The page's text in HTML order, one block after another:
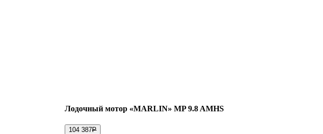
Лодочный мотор «MARLIN» MP 9.8 AMHS
104 387Р